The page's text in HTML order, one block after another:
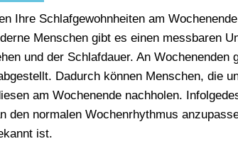
Ihre Schlafgewohnheiten am
Menschen gibt es einen messbaren
und der Schlafdauer. An
Dadurch können Menschen, die
am Wochenende nachholen.
den normalen Wochenrhythmus
ist.